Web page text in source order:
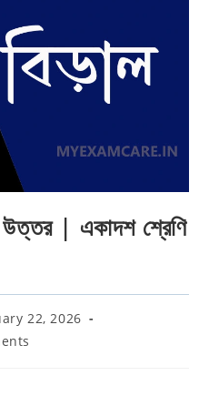
উত্তর | একাদশ শ্রেণি
22, 2026